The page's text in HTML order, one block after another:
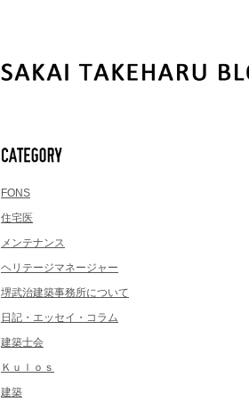
FONS
住宅医
メンテナンス
ヘリテージマネージャー
堺武治建築事務所について
日記・エッセイ・コラム
建築士会
Ｋｕｌｏｓ
建築